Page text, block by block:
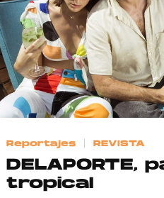
Reportajes REVISTA
DELAPORTE,
tropical